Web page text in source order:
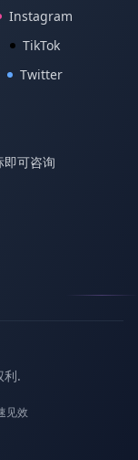
Instagram
TikTok
Twitter
即可咨询
利.
见效